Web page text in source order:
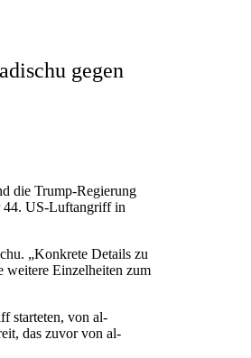
gegen
die Trump-Regierung
44. US-Luftangriff in
„Konkrete Details zu
weitere Einzelheiten zum
starteten, von al-
das zuvor von al-